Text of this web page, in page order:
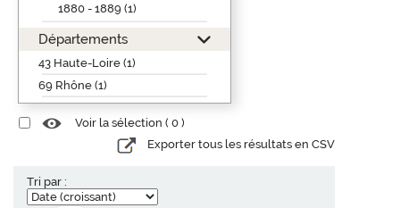
1880 - 1889 (1)
Départements
43 Haute-Loire (1)
69 Rhône (1)
Voir la sélection ( 0 )
Exporter tous les résultats en CSV
Tri par :